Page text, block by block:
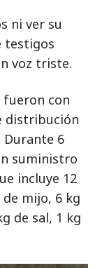
ni ver su
testigos
voz triste.
fueron con
distribución
Durante 6
suministro
incluye 12
mijo, 6 kg
de sal, 1 kg